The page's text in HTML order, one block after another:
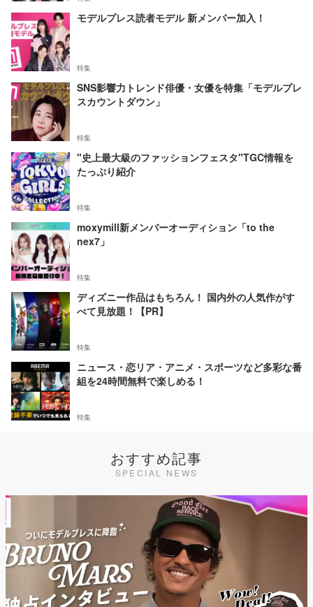
モデルプレス読者モデル 新メンバー加入！
特集
SNS影響力トレンド俳優・女優を特集「モデルプレ
スカウントダウン」
特集
"史上最大級のファッションフェスタ"TGC情報を
たっぷり紹介
特集
moxymill新メンバーオーディション「to the
nex7」
特集
ディズニー作品はもちろん！ 国内外の人気作がす
べて見放題！【PR】
特集
ニュース・恋リア・アニメ・スポーツなど多彩な番
組を24時間無料で楽しめる！
特集
おすすめ記事
SPECIAL NEWS